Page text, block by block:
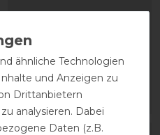
127,20 € *
1 Paar
ARTIKEL MERKEN
ähnliche Technologien
und Anzeigen zu
Drittanbietern
analysieren. Dabei
Daten (z.B.